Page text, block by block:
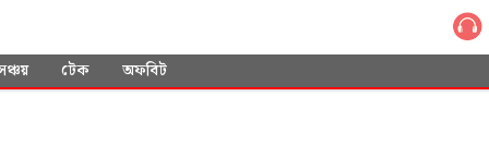
টেক অফবিট